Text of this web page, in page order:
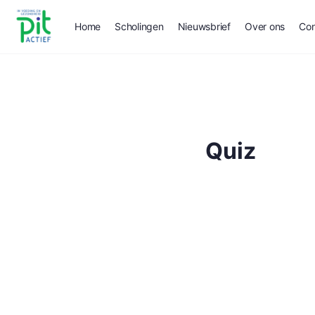
Home Scholingen Nieuwsbrief Over ons
Quiz